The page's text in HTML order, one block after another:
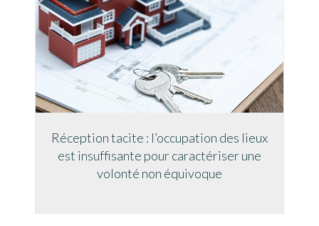
Réception tacite : l’occupation des lieux
est insuffisante pour caractériser une
volonté non équivoque